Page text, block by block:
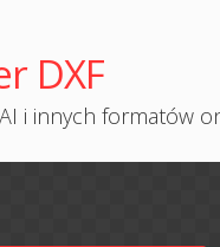
DXF
i innych formatów